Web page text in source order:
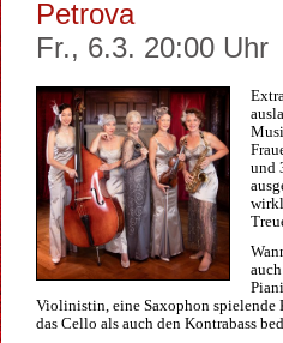
Petrova
Fr., 6.3. 20:00 Uhr
und
Violinistin, eine Saxophon spielende
das Cello als auch den Kontrabass